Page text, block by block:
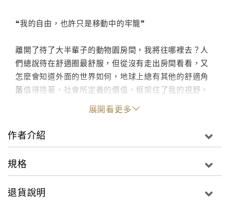
❝我的自由，也許只是移動中的牢籠❞
離開了待了大半輩子的動物園房間，我將往哪裡去？人
們總說待在舒適圈最舒服，但從沒有走出房間看看，又
怎麼會知道外面的世界如何，地球上總有其他的舒適角
落值得待著，社會所定義的價值，框架住了我的視野，
也擋住了我所有向前和退後的路。
點此進入迷誠品☞閱讀文章
展開看更多
作者介紹
規格
退貨說明